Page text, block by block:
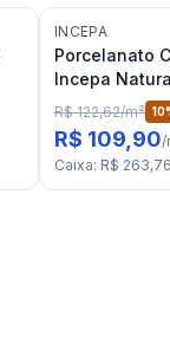
INCEPA
Porcelanato
Incepa
R$ 122,62/m² 10
R$ 109,90/
Caixa: R$ 263,76